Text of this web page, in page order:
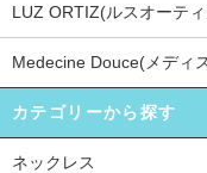
LUZ ORTIZ(ルスオーテ
Medecine Douce(メディ
カテゴリーから探す
ネックレス